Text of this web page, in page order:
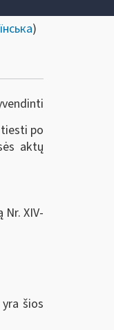
)
po
aktų
XIV-
šios